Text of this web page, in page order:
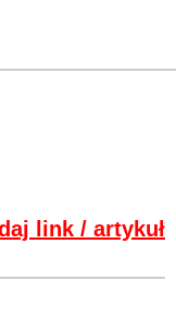
link / artykuł